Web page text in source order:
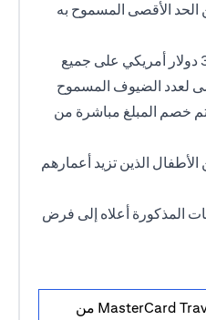
الأقصى المسموح به
سيتم تحصيل رسوم قدرها 32 دولار أمريكي على جميع
لعدد الضيوف المسموح
خصم المبلغ مباشرة من
الذين تزيد أعمارهم
المذكورة أعلاه إلى فرض
قم بتنزيل تطبيق MasterCard Travel Pass من